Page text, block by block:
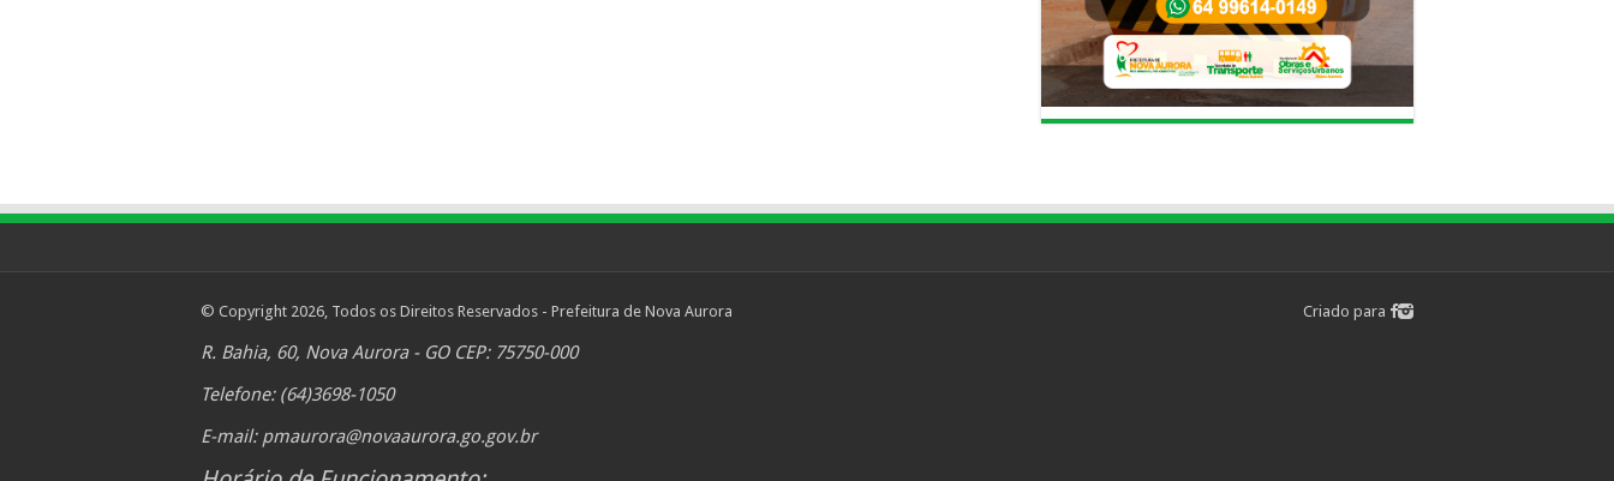
Criado para
© Copyright 2026, Todos os Direitos Reservados - Prefeitura de Nova Aurora
R. Bahia, 60, Nova Aurora - GO CEP: 75750-000
Telefone: (64)3698-1050
E-mail: pmaurora@novaaurora.go.gov.br